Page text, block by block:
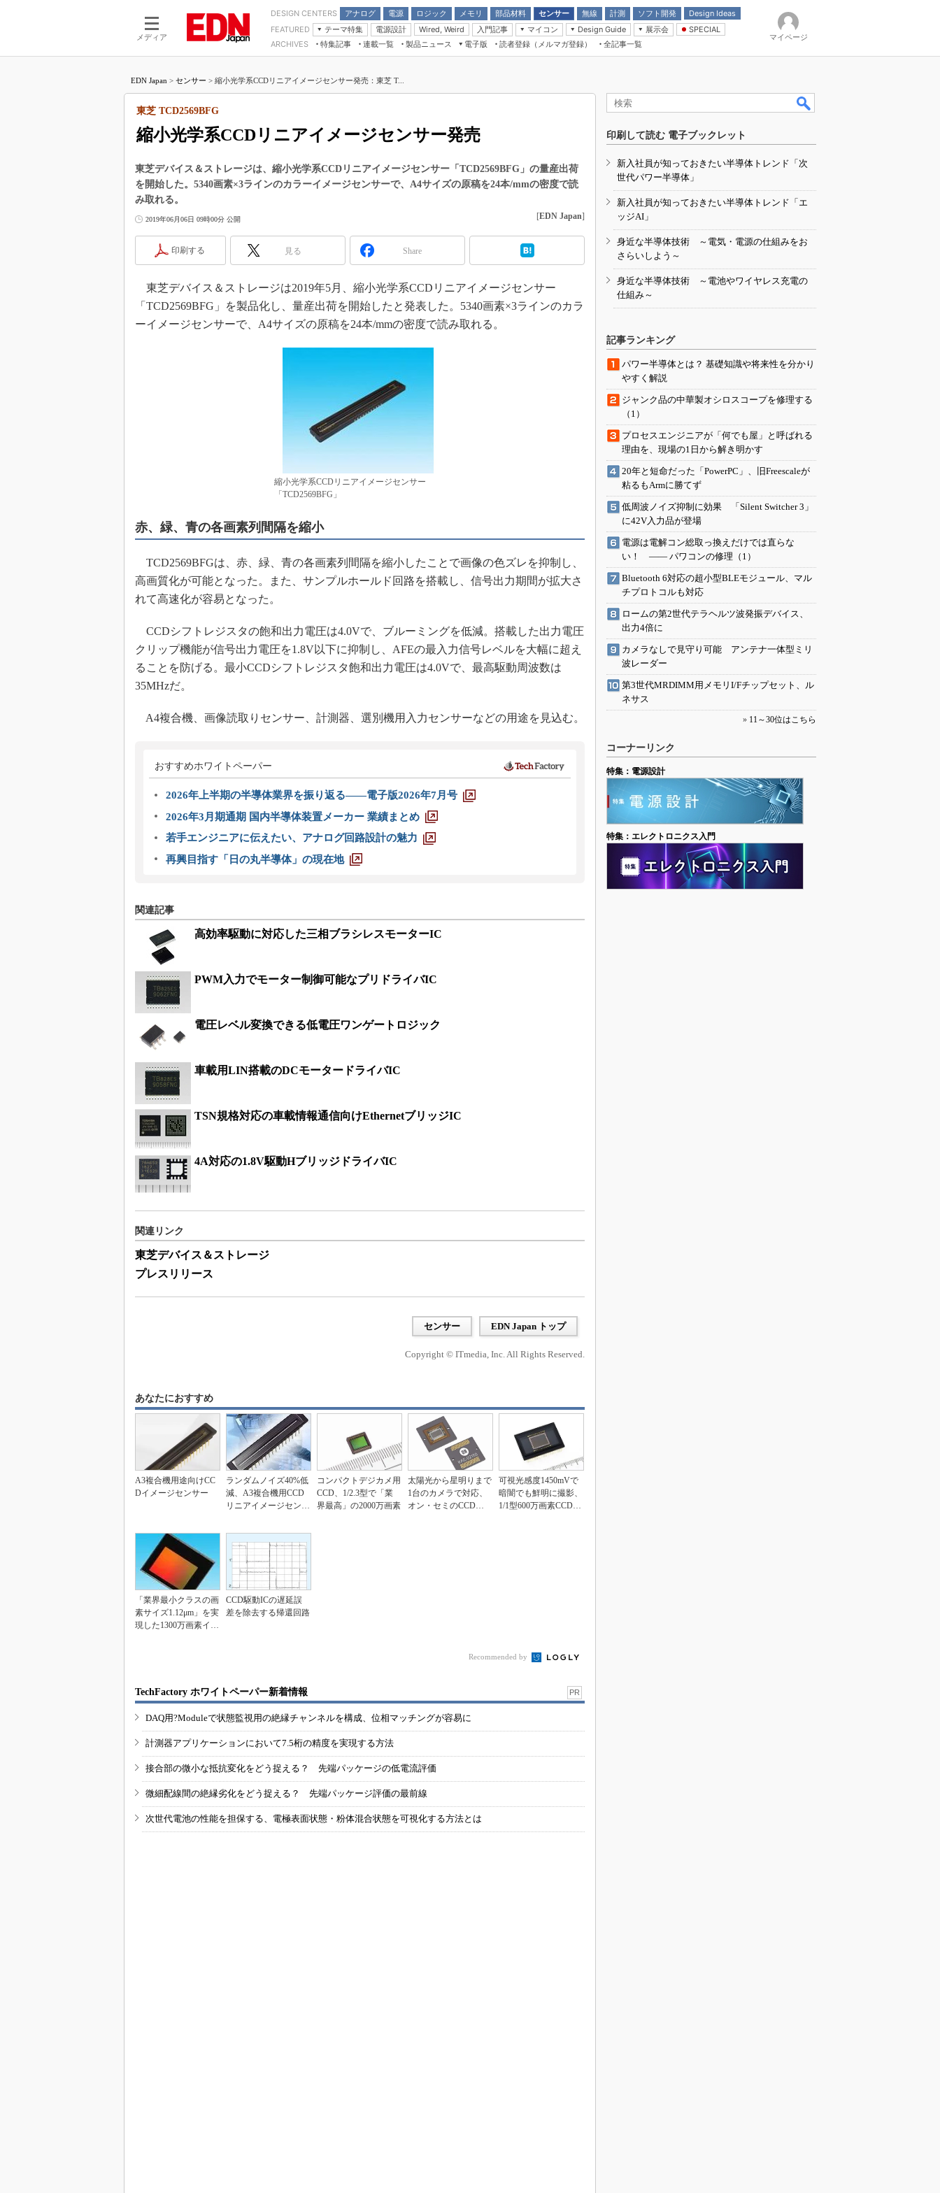
メディア
DESIGN CENTERS アナログ
電源
モーター
ロジック
LSI
メモリ
部品材料
受動部品
センサー 無線 計測 ソフト開発
Design Ideas
アナログ機能回路
計測とテスト
FEATURED
テーマ特集
つながるクルマ
エレクトロニクス入門
医療エレ（EE Times Japan）
電源設計 Wired, Weird
入門記事
モーター入門
マイコン
マイコン講座
Design Guide
計測機器
展示会
CEATEC
組込み/エッジコンピューティング展
SPECIAL
Microchip情報
ARCHIVES 特集記事
連載一覧
マイクロプロセッサ懐古録
たった2つの式で始めるDC/DCコン
バーターの設計
DC-DCコンバーター活用講座
Wired, Weird
高速シリアル伝送技術講座
ズ編
めざせ高効率！ モーター駆動入門講
USB Type-Cの登場で評価試験はど
製品ニュース
電子版
電子ブックレット
読者登録（メルマガ登録） 全記事一覧
マイページ
EDN Japan > センサー > 縮小光学系CCDリニアイメージセンサー発売：東芝 T...
縮小光学系CCDリニアイメージセンサー発売
東芝 TCD2569BFG
東芝デバイス＆ストレージは、縮小光学系CCDリニアイメージセンサー「TCD2569BFG」の量産出荷
を開始した。5340画素×3ラインのカラーイメージセンサーで、A4サイズの原稿を24本/mmの密度で読
み取れる。
2019年06月06日 09時00分 公開 [EDN Japan]
印刷する 見る Share
東芝デバイス＆ストレージは2019年5月、縮小光学系CCDリニアイメージセンサー
「TCD2569BFG」を製品化し、量産出荷を開始したと発表した。5340画素×3ラインのカラ
ーイメージセンサーで、A4サイズの原稿を24本/mmの密度で読み取れる。
縮小光学系CCDリニアイメージセンサー
「TCD2569BFG」
赤、緑、青の各画素列間隔を縮小
TCD2569BFGは、赤、緑、青の各画素列間隔を縮小したことで画像の色ズレを抑制し、
高画質化が可能となった。また、サンプルホールド回路を搭載し、信号出力期間が拡大さ
れて高速化が容易となった。
CCDシフトレジスタの飽和出力電圧は4.0Vで、ブルーミングを低減。搭載した出力電圧
クリップ機能が信号出力電圧を1.8V以下に抑制し、AFEの最入力信号レベルを大幅に超え
ることを防げる。最小CCDシフトレジスタ飽和出力電圧は4.0Vで、最高駆動周波数は
35MHzだ。
A4複合機、画像読取りセンサー、計測器、選別機用入力センサーなどの用途を見込む。
おすすめホワイトペーパー
2026年上半期の半導体業界を振り返る――電子版2026年7月号
2026年3月期通期 国内半導体装置メーカー 業績まとめ
若手エンジニアに伝えたい、アナログ回路設計の魅力
再興目指す「日の丸半導体」の現在地
関連記事
高効率駆動に対応した三相ブラシレスモーターIC
PWM入力でモーター制御可能なプリドライバIC
電圧レベル変換できる低電圧ワンゲートロジック
車載用LIN搭載のDCモータードライバIC
TSN規格対応の車載情報通信向けEthernetブリッジIC
4A対応の1.8V駆動HブリッジドライバIC
関連リンク
東芝デバイス＆ストレージ
プレスリリース
センサー EDN Japan トップ
Copyright © ITmedia, Inc. All Rights Reserved.
あなたにおすすめ
A3複合機用途向けCC
Dイメージセンサー
ランダムノイズ40%低
減、A3複合機用CCD
リニアイメージセンサ
コンパクトデジカメ用
CCD、1/2.3型で「業
界最高」の2000万画素
太陽光から星明りまで
1台のカメラで対応、
オン・セミのCCDイ
可視光感度1450mVで
暗闇でも鮮明に撮影、
1/1型600万画素CCDセ
「業界最小クラスの画
素サイズ1.12μm」を実
現した1300万画素イメ
CCD駆動ICの遅延誤
差を除去する帰還回路
Recommended by
TechFactory ホワイトペーパー新着情報 PR
DAQ用?Moduleで状態監視用の絶縁チャンネルを構成、位相マッチングが容易に
計測器アプリケーションにおいて7.5桁の精度を実現する方法
接合部の微小な抵抗変化をどう捉える？ 先端パッケージの低電流評価
微細配線間の絶縁劣化をどう捉える？ 先端パッケージ評価の最前線
次世代電池の性能を担保する、電極表面状態・粉体混合状態を可視化する方法とは
印刷して読む 電子ブックレット
新入社員が知っておきたい半導体トレンド「次
世代パワー半導体」
新入社員が知っておきたい半導体トレンド「エ
ッジAI」
身近な半導体技術 ～電気・電源の仕組みをお
さらいしよう～
身近な半導体技術 ～電池やワイヤレス充電の
仕組み～
記事ランキング
パワー半導体とは？ 基礎知識や将来性を分かり
やすく解説
ジャンク品の中華製オシロスコープを修理する
（1）
プロセスエンジニアが「何でも屋」と呼ばれる
理由を、現場の1日から解き明かす
20年と短命だった「PowerPC」、旧Freescaleが
粘るもArmに勝てず
低周波ノイズ抑制に効果 「Silent Switcher 3」
に42V入力品が登場
電源は電解コン総取っ換えだけでは直らな
い！ ―― パワコンの修理（1）
Bluetooth 6対応の超小型BLEモジュール、マル
チプロトコルも対応
ロームの第2世代テラヘルツ波発振デバイス、
出力4倍に
カメラなしで見守り可能 アンテナ一体型ミリ
波レーダー
第3世代MRDIMM用メモリI/Fチップセット、ル
ネサス
» 11～30位はこちら
コーナーリンク
特集：電源設計
特集：エレクトロニクス入門